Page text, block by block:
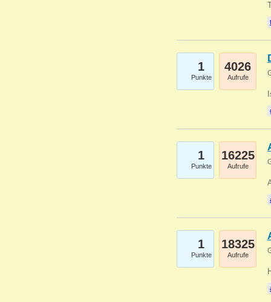
1
Punkte
4026
Aufrufe
1
Punkte
16225
Aufrufe
1
Punkte
18325
Aufrufe